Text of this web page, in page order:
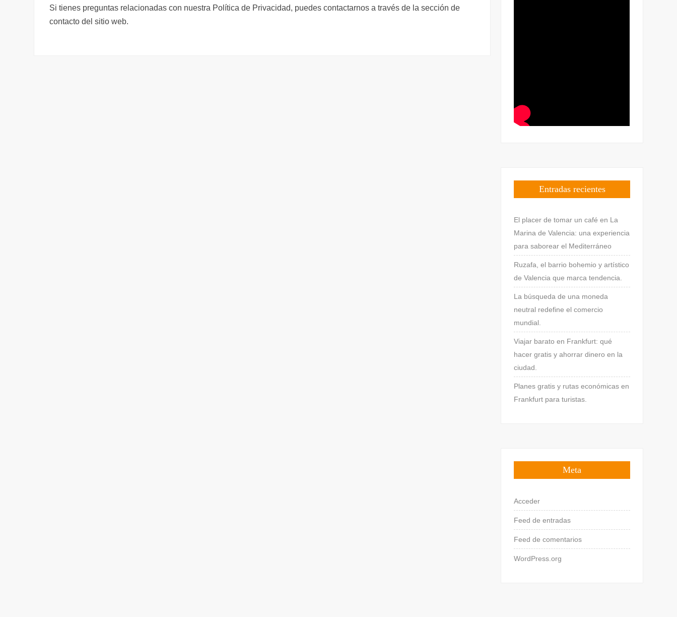
Si tienes preguntas relacionadas con nuestra Política de Privacidad, puedes contactarnos a través de la sección de
contacto del sitio web.
Entradas recientes
El placer de tomar un café en La
Marina de Valencia: una experiencia
para saborear el Mediterráneo
Ruzafa, el barrio bohemio y artístico
de Valencia que marca tendencia.
La búsqueda de una moneda
neutral redefine el comercio
mundial.
Viajar barato en Frankfurt: qué
hacer gratis y ahorrar dinero en la
ciudad.
Planes gratis y rutas económicas en
Frankfurt para turistas.
Meta
Acceder
Feed de entradas
Feed de comentarios
WordPress.org